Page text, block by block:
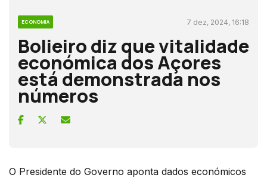
ECONOMIA 7 dez, 2024, 16:18
Bolieiro diz que vitalidade
económica dos Açores
está demonstrada nos
números
O Presidente do Governo aponta dados económicos